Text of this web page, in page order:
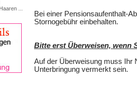
...
Bei einer Pensionsaufenthalt-
Stornogebühr einbehalten.
Bitte erst Überweisen, wenn
Auf der Überweisung muss Ihr
Unterbringung vermerkt sein.